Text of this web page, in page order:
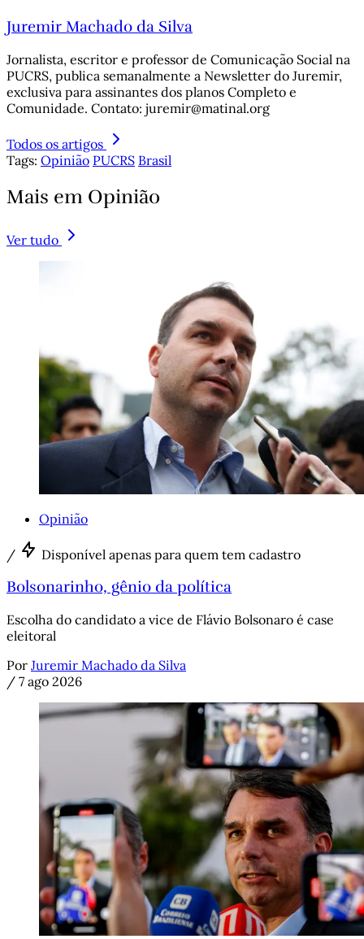
Juremir Machado da Silva
Jornalista, escritor e professor de Comunicação Social na
PUCRS, publica semanalmente a Newsletter do Juremir,
exclusiva para assinantes dos planos Completo e
Comunidade. Contato: juremir@matinal.org
Todos os artigos
Tags: Opinião PUCRS Brasil
Mais em Opinião
Ver tudo
Opinião
/ Disponível apenas para quem tem cadastro
Bolsonarinho, gênio da política
Escolha do candidato a vice de Flávio Bolsonaro é case
eleitoral
Por Juremir Machado da Silva
/ 7 ago 2026